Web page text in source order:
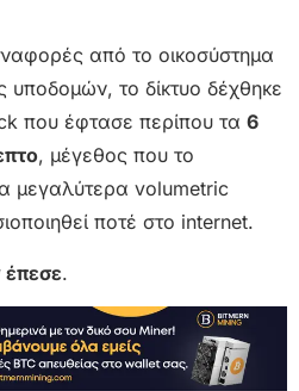
από το οικοσύστημα
υποδομών, το δίκτυο δέχθηκε
που έφτασε περίπου τα 6
, μέγεθος που το
μεγαλύτερα volumetric
ποτέ στο internet.
έπεσε.